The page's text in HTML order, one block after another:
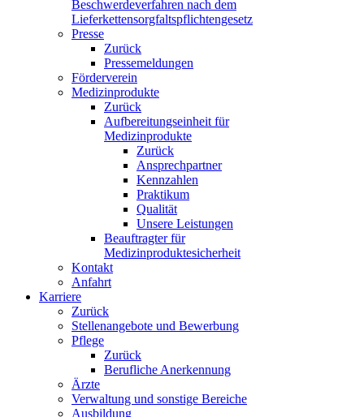
Beschwerdeverfahren nach dem
Lieferkettensorgfaltspflichtengesetz
Presse
Zurück
Pressemeldungen
Förderverein
Medizinprodukte
Zurück
Aufbereitungseinheit für
Medizinprodukte
Zurück
Ansprechpartner
Kennzahlen
Praktikum
Qualität
Unsere Leistungen
Beauftragter für
Medizinproduktesicherheit
Kontakt
Anfahrt
Karriere
Zurück
Stellenangebote und Bewerbung
Pflege
Zurück
Berufliche Anerkennung
Ärzte
Verwaltung und sonstige Bereiche
Ausbildung